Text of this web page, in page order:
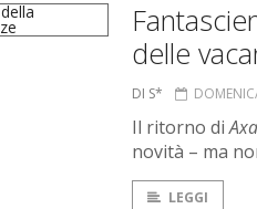
delle
DI S*
Il ritorno di
novità – ma
LEGGI